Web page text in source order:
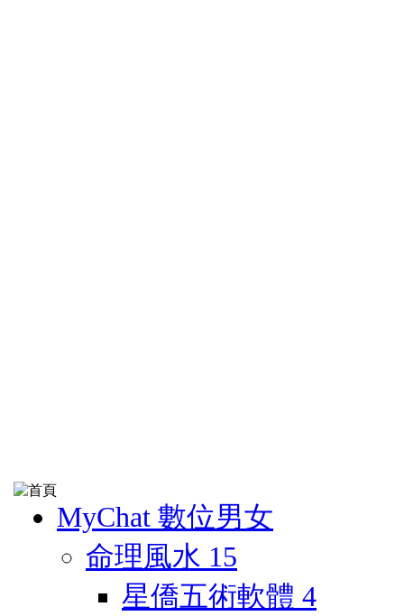
MyChat 數位男女
命理風水 15
星僑五術軟體 4